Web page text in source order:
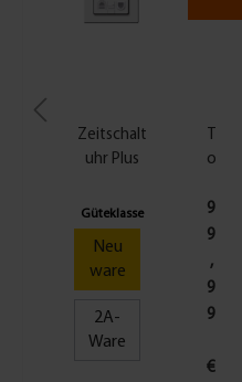
Zeitschalt
uhr Plus
Güteklasse
Neu
ware
2A-
Ware
o
c
h
c
h
t
9
9
,
9
9
€